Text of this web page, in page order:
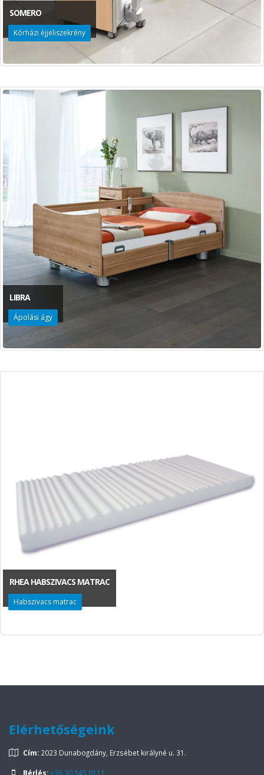
SOMERO
Kórházi éjjeliszekrény
LIBRA
Ápolási ágy
RHEA HABSZIVACS MATRAC
Habszivacs matrac
Elérhetőségeink
Cím: 2023 Dunabogdány, Erzsébet királyné u. 31.
Bérlés:+36 30 145 0111